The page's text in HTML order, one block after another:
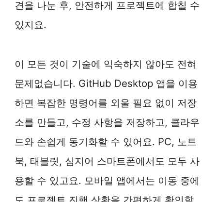
견을 나눈 후, 안전하게 프로젝트에 합칠 수
있지요.
이 모든 것이 기술에 익숙하지 않아도 전혀
문제없습니다. GitHub Desktop 앱을 이용
하면 복잡한 명령어를 외울 필요 없이 저장
소를 만들고, 수정 사항을 저장하고, 클라우
드와 손쉽게 동기화할 수 있어요. PC, 노트
북, 태블릿, 심지어 스마트폰에서도 모두 사
용할 수 있고요. 모바일 앱에서는 이동 중에